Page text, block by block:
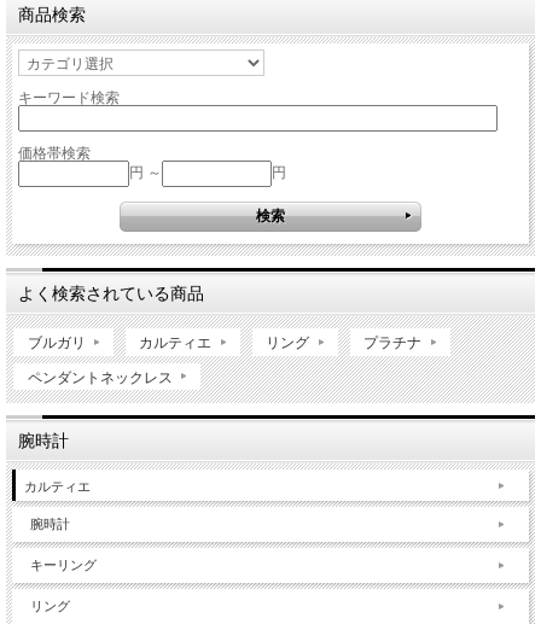
商品検索
キーワード検索
価格帯検索
円 ～
円
よく検索されている商品
ブルガリ カルティエ リング プラチナ
ペンダントネックレス
腕時計
カルティエ
腕時計
キーリング
リング